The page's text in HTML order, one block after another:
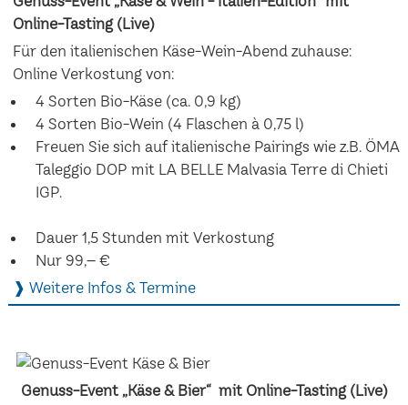
Online-Tasting (Live)
Für den italienischen Käse-Wein-Abend zuhause:
Online Verkostung von:
4 Sorten Bio-Käse (ca. 0,9 kg)
4 Sorten Bio-Wein (4 Flaschen à 0,75 l)
Freuen Sie sich auf italienische Pairings wie z.B. ÖMA
Taleggio DOP mit LA BELLE Malvasia Terre di Chieti
IGP.
Dauer 1,5 Stunden mit Verkostung
Nur 99,– €
❱ Weitere Infos & Termine
Genuss-Event „Käse & Bier“ mit Online-Tasting (Live)